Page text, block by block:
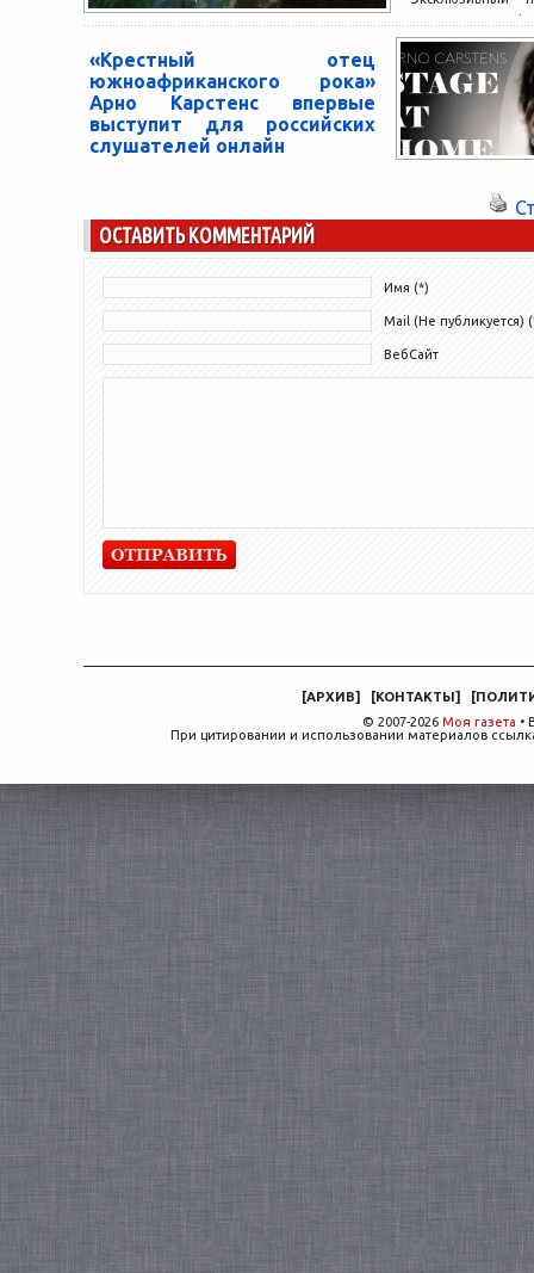
анимационных
состоится на
11:00 (+3 GMT)...
«Крестный отец
южноафриканского рока»
Арно Карстенс впервые
выступит для российских
слушателей онлайн
специально для российской аудитории.
Посмотреть выступление можно...
ОСТАВИТЬ КОММЕНТАРИЙ
Имя (*)
Mail (Не публикуется)
ВебСайт
[АРХИВ] [КОНТАКТЫ] [
© 2007-2026 Моя газета •
При цитировании и использовании материалов